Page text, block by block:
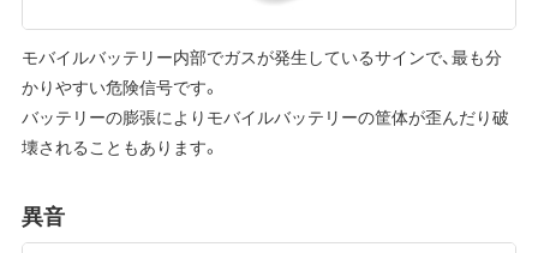
モバイルバッテリー内部でガスが発生しているサインで、最も分
かりやすい危険信号です。
バッテリーの膨張によりモバイルバッテリーの筐体が歪んだり破
壊されることもあります。
異音